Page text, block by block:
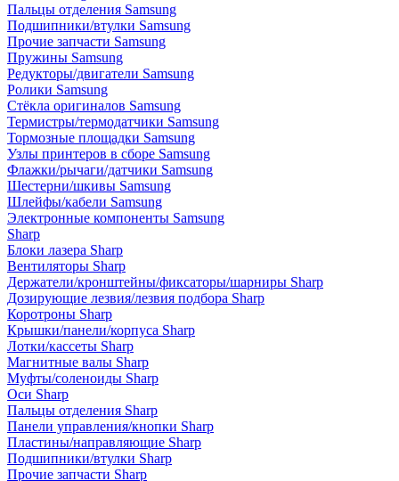
Пальцы отделения Samsung
Подшипники/втулки Samsung
Прочие запчасти Samsung
Пружины Samsung
Редукторы/двигатели Samsung
Ролики Samsung
Стёкла оригиналов Samsung
Термистры/термодатчики Samsung
Тормозные площадки Samsung
Узлы принтеров в сборе Samsung
Флажки/рычаги/датчики Samsung
Шестерни/шкивы Samsung
Шлейфы/кабели Samsung
Электронные компоненты Samsung
Sharp
Блоки лазера Sharp
Вентиляторы Sharp
Держатели/кронштейны/фиксаторы/шарниры Sharp
Дозирующие лезвия/лезвия подбора Sharp
Коротроны Sharp
Крышки/панели/корпуса Sharp
Лотки/кассеты Sharp
Магнитные валы Sharp
Муфты/соленоиды Sharp
Оси Sharp
Пальцы отделения Sharp
Панели управления/кнопки Sharp
Пластины/направляющие Sharp
Подшипники/втулки Sharp
Прочие запчасти Sharp